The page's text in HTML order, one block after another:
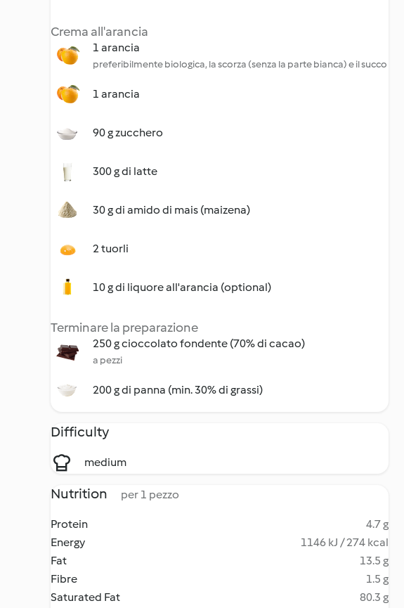
Crema all'arancia
1 arancia
preferibilmente biologica, la scorza (senza la parte bianca) e il succo
1 arancia
90 g zucchero
300 g di latte
30 g di amido di mais (maizena)
2 tuorli
10 g di liquore all'arancia (optional)
Terminare la preparazione
250 g cioccolato fondente (70% di cacao)
a pezzi
200 g di panna (min. 30% di grassi)
Difficulty
medium
Nutrition per 1 pezzo
Protein
4.7 g
Energy
1146 kJ / 274 kcal
Fat
13.5 g
Fibre
1.5 g
Saturated Fat
80.3 g